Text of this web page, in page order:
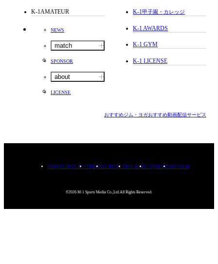
K-1AMATEUR
NEWS
match
SPONSOR
about
LICENSE
K-1甲子園・カレッジ
K-1 AWARDS
K-1 GYM
K-1 LICENSE
おすすめジム・ヨガおすすめ動画配信サービス
PRIVACYPOLICYTERMSCONTACTRECRUITCOMPANYMISSION
©2026.M-1 Sports Media Co.,Ltd.All Rights Reserved.